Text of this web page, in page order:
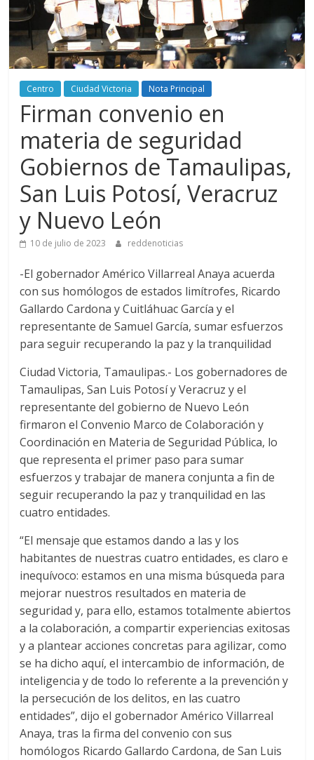
Centro Ciudad Victoria Nota Principal
Firman convenio en
materia de seguridad
Gobiernos de Tamaulipas,
San Luis Potosí, Veracruz
y Nuevo León
10 de julio de 2023 reddenoticias
-El gobernador Américo Villarreal Anaya acuerda
con sus homólogos de estados limítrofes, Ricardo
Gallardo Cardona y Cuitláhuac García y el
representante de Samuel García, sumar esfuerzos
para seguir recuperando la paz y la tranquilidad
Ciudad Victoria, Tamaulipas.- Los gobernadores de
Tamaulipas, San Luis Potosí y Veracruz y el
representante del gobierno de Nuevo León
firmaron el Convenio Marco de Colaboración y
Coordinación en Materia de Seguridad Pública, lo
que representa el primer paso para sumar
esfuerzos y trabajar de manera conjunta a fin de
seguir recuperando la paz y tranquilidad en las
cuatro entidades.
“El mensaje que estamos dando a las y los
habitantes de nuestras cuatro entidades, es claro e
inequívoco: estamos en una misma búsqueda para
mejorar nuestros resultados en materia de
seguridad y, para ello, estamos totalmente abiertos
a la colaboración, a compartir experiencias exitosas
y a plantear acciones concretas para agilizar, como
se ha dicho aquí, el intercambio de información, de
inteligencia y de todo lo referente a la prevención y
la persecución de los delitos, en las cuatro
entidades”, dijo el gobernador Américo Villarreal
Anaya, tras la firma del convenio con sus
homólogos Ricardo Gallardo Cardona, de San Luis